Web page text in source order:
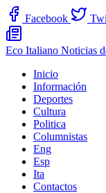
Facebook
Eco Italiano Noticias
Inicio
Información
Deportes
Cultura
Politica
Columnistas
Eng
Esp
Ita
Contactos